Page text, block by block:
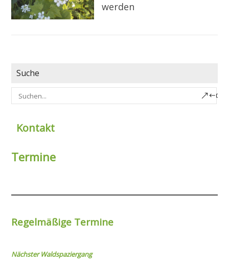
werden
Suche
Kontakt
Termine
Regelmäßige Termine
Nächster Waldspaziergang